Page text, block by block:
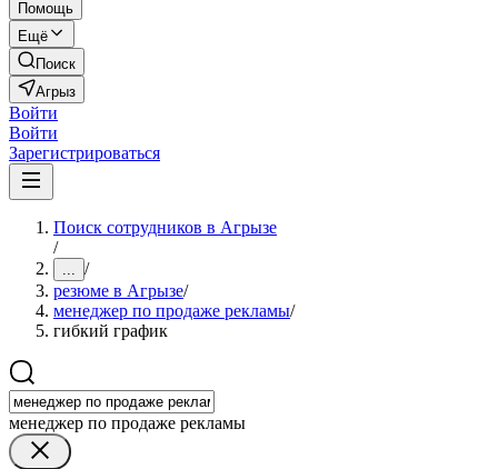
Помощь
Ещё
Поиск
Агрыз
Войти
Войти
Зарегистрироваться
Поиск сотрудников в Агрызе
/
... /
резюме в Агрызе/
менеджер по продаже рекламы/
гибкий график
менеджер по продаже рекламы